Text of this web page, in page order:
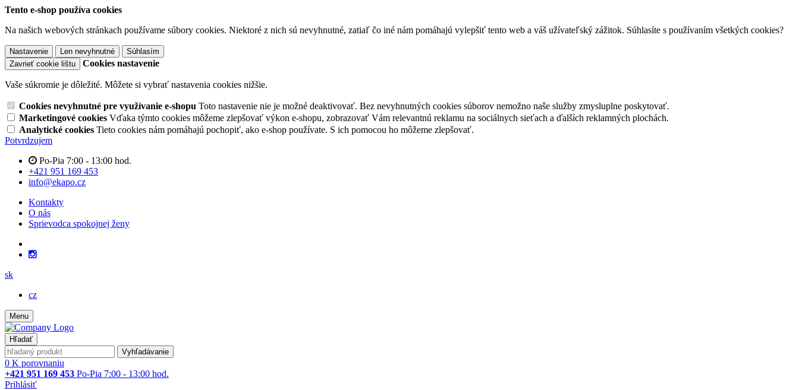
Tento e-shop používa cookies
Na našich webových stránkach používame súbory cookies. Niektoré z nich sú nevyhnutné, zatiaľ čo iné nám pomáhajú vylepšiť tento web a váš užívateľský zážitok. Súhlasíte s používaním všetkých cookies?
Nastavenie Len nevyhnutné
Súhlasím
Zavrieť cookie lištu
Cookies nastavenie
Vaše súkromie je dôležité. Môžete si vybrať nastavenia cookies nižšie.
Cookies nevyhnutné pre využívanie e-shopu Toto nastavenie nie je možné deaktivovať. Bez nevyhnutných cookies súborov nemožno naše služby zmysluplne poskytovať.
Marketingové cookies Vďaka týmto cookies môžeme zlepšovať výkon e-shopu, zobrazovať Vám relevantnú reklamu na sociálnych sieťach a ďalších reklamných plochách.
Analytické cookies Tieto cookies nám pomáhajú pochopiť, ako e-shop používate. S ich pomocou ho môžeme zlepšovať.
Potvrdzujem
Po-Pia 7:00 - 13:00 hod.
+421 951 169 453
info@ekapo.cz
Kontakty
O nás
Sprievodca spokojnej ženy
sk
cz
Menu
Hľadať
Vyhľadávanie
0 K porovnaniu
+421 951 169 453 Po-Pia 7:00 - 13:00 hod.
Prihlásiť